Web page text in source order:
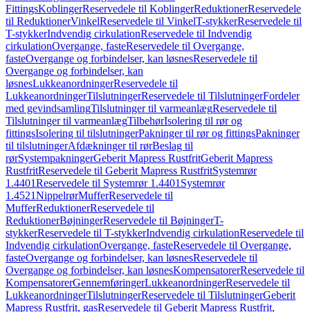
FittingsKoblingerReservedele til KoblingerReduktionerReservedele
til ReduktionerVinkelReservedele til VinkelT-stykkerReservedele til
T-stykkerIndvendig cirkulationReservedele til Indvendig
cirkulationOvergange, fasteReservedele til Overgange,
fasteOvergange og forbindelser, kan løsnesReservedele til
Overgange og forbindelser, kan
løsnesLukkeanordningerReservedele til
LukkeanordningerTilslutningerReservedele til TilslutningerFordeler
med gevindsamlingTilslutninger til varmeanlægReservedele til
Tilslutninger til varmeanlægTilbehørIsolering til rør og
fittingsIsolering til tilslutningerPakninger til rør og fittingsPakninger
til tilslutningerAfdækninger til rørBeslag til
rørSystempakningerGeberit Mapress RustfritGeberit Mapress
RustfritReservedele til Geberit Mapress RustfritSystemrør
1.4401Reservedele til Systemrør 1.4401 Systemrør
1.4521NippelrørMufferReservedele til
MufferReduktionerReservedele til
ReduktionerBøjningerReservedele til BøjningerT-
stykkerReservedele til T-stykkerIndvendig cirkulationReservedele til
Indvendig cirkulationOvergange, fasteReservedele til Overgange,
fasteOvergange og forbindelser, kan løsnesReservedele til
Overgange og forbindelser, kan løsnesKompensatorerReservedele til
KompensatorerGennemføringerLukkeanordningerReservedele til
LukkeanordningerTilslutningerReservedele til TilslutningerGeberit
Mapress Rustfrit, gasReservedele til Geberit Mapress Rustfrit,